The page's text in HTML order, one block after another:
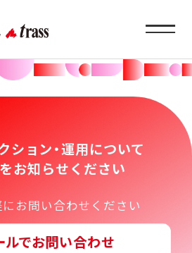
へ
もの
ション・運用について
お知らせください
お問い合わせください
ルでお問い合わせ